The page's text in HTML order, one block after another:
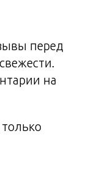
перед
на